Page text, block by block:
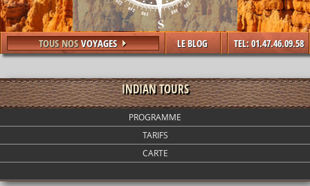
TOUS NOSVOYAGES LE BLOG TEL: 01.47.46.09.58
INDIAN TOURS
PROGRAMME
TARIFS
CARTE